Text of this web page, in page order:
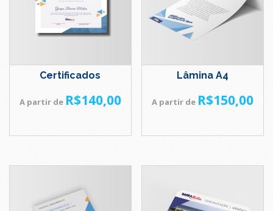
Certificados
A partir de R$140,00
Lâmina A4
A partir de R$150,00